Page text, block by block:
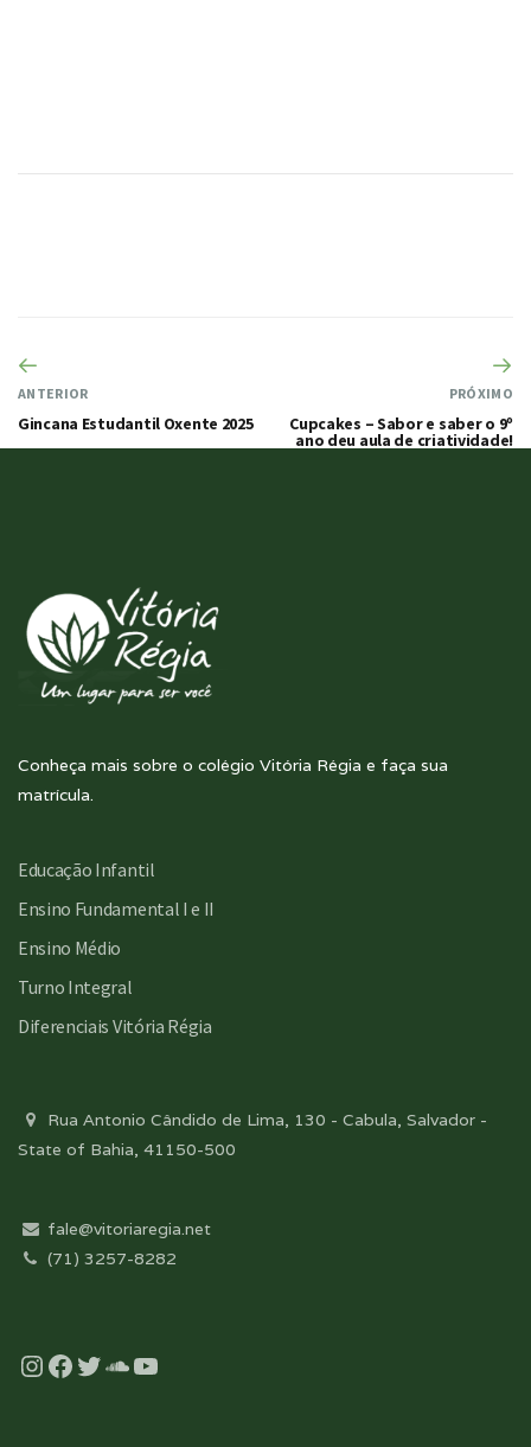
ANTERIOR
Gincana Estudantil Oxente 2025
PRÓXIMO
Cupcakes – Sabor e saber o 9º
ano deu aula de criatividade!
Conheça mais sobre o colégio Vitória Régia e faça sua
matrícula.
Educação Infantil
Ensino Fundamental I e II
Ensino Médio
Turno Integral
Diferenciais Vitória Régia
Rua Antonio Cândido de Lima, 130 - Cabula, Salvador -
State of Bahia, 41150-500
fale@vitoriaregia.net
(71) 3257-8282
Instagram
Facebook
Twitter
Soundcloud
YouTube